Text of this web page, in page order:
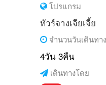
โปรแกรม
ทัวร์จางเจียเจี้ย
จำนวนวันเดินทาง
4วัน 3คืน
เดินทางโดย